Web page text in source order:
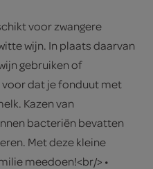
voor zwangere
wijn. In plaats daarvan
gebruiken of
dat je fonduut met
Kazen van
bacteriën bevatten
Met deze kleine
meedoen!<br/> •